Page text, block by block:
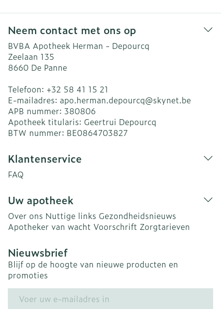
Neem contact met ons op
BVBA Apotheek Herman - Depourcq
Zeelaan 135
8660 De Panne
Telefoon: +32 58 41 15 21
E-mailadres: apo.herman.depourcq@skynet.be
APB nummer: 380806
Apotheek titularis: Geertrui Depourcq
BTW nummer: BE0864703827
Klantenservice
FAQ
Uw apotheek
Over ons Nuttige links Gezondheidsnieuws
Apotheker van wacht Voorschrift Zorgtarieven
Nieuwsbrief
Blijf op de hoogte van nieuwe producten en
promoties